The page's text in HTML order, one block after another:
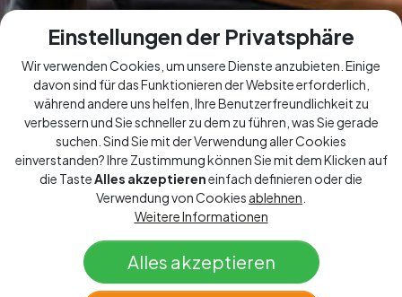
Einstellungen der Privatsphäre
Wir verwenden Cookies, um unsere Dienste anzubieten. Einige
davon sind für das Funktionieren der Website erforderlich,
während andere uns helfen, Ihre Benutzerfreundlichkeit zu
verbessern und Sie schneller zu dem zu führen, was Sie gerade
suchen. Sind Sie mit der Verwendung aller Cookies
einverstanden? Ihre Zustimmung können Sie mit dem Klicken auf
die TasteAlles akzeptiereneinfach definieren oder die
Verwendung von Cookies ablehnen
Weitere Informationen
Alles akzeptieren